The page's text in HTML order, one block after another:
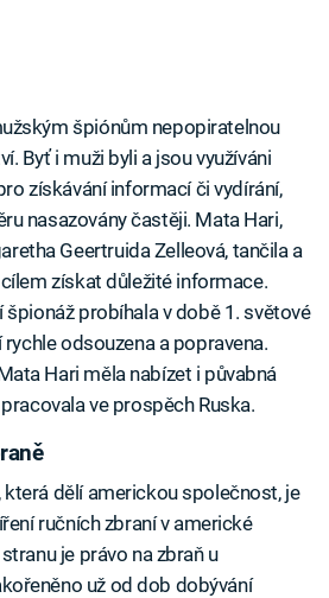
špiónům nepopiratelnou
Byť i muži byli a jsou využíváni
získávání informací či vydírání,
nasazovány častěji. Mata Hari,
Geertruida Zelleová, tančila a
získat důležité informace.
špionáž probíhala v době 1. světové
odsouzena a popravena.
Hari měla nabízet i půvabná
ve prospěch Ruska.
dělí americkou společnost, je
ručních zbraní v americké
je právo na zbraň u
už od dob dobývání